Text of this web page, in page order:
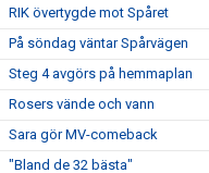
RIK övertygde mot Spåret
På söndag väntar Spårvägen
Steg 4 avgörs på hemmaplan
Rosers vände och vann
Sara gör MV-comeback
"Bland de 32 bästa"